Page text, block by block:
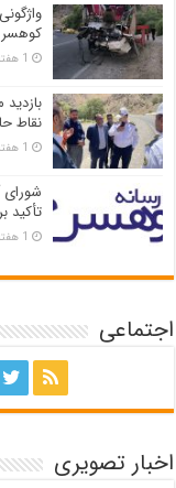
کوهسرخ؛ ۵
1 هفته پیش
نقاط
1 هفته پیش
تأکید
1 هفته پیش
اجتماعی
اخبار تصویری